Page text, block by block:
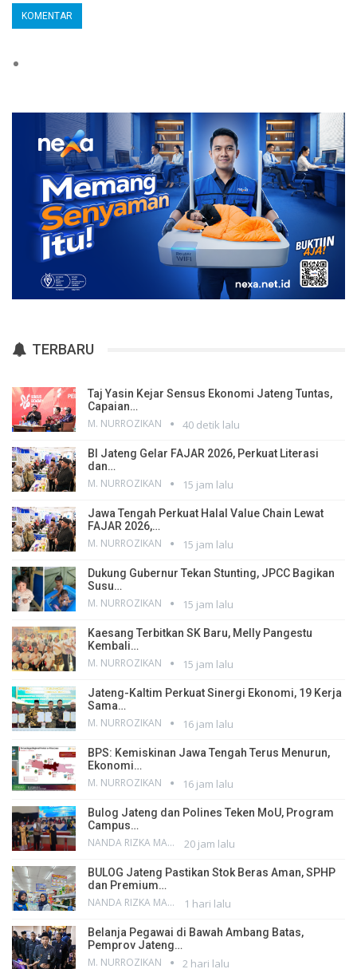
TERBARU
Taj Yasin Kejar Sensus Ekonomi Jateng Tuntas,
Capaian…
M. NURROZIKAN 40 detik lalu
BI Jateng Gelar FAJAR 2026, Perkuat Literasi
dan…
M. NURROZIKAN 15 jam lalu
Jawa Tengah Perkuat Halal Value Chain Lewat
FAJAR 2026,…
M. NURROZIKAN 15 jam lalu
Dukung Gubernur Tekan Stunting, JPCC Bagikan
Susu…
M. NURROZIKAN 15 jam lalu
Kaesang Terbitkan SK Baru, Melly Pangestu
Kembali…
M. NURROZIKAN 15 jam lalu
Jateng-Kaltim Perkuat Sinergi Ekonomi, 19 Kerja
Sama…
M. NURROZIKAN 16 jam lalu
BPS: Kemiskinan Jawa Tengah Terus Menurun,
Ekonomi…
M. NURROZIKAN 16 jam lalu
Bulog Jateng dan Polines Teken MoU, Program
Campus…
NANDA RIZKA MAHENDRA 20 jam lalu
BULOG Jateng Pastikan Stok Beras Aman, SPHP
dan Premium…
NANDA RIZKA MAHENDRA 1 hari lalu
Belanja Pegawai di Bawah Ambang Batas,
Pemprov Jateng…
M. NURROZIKAN 2 hari lalu